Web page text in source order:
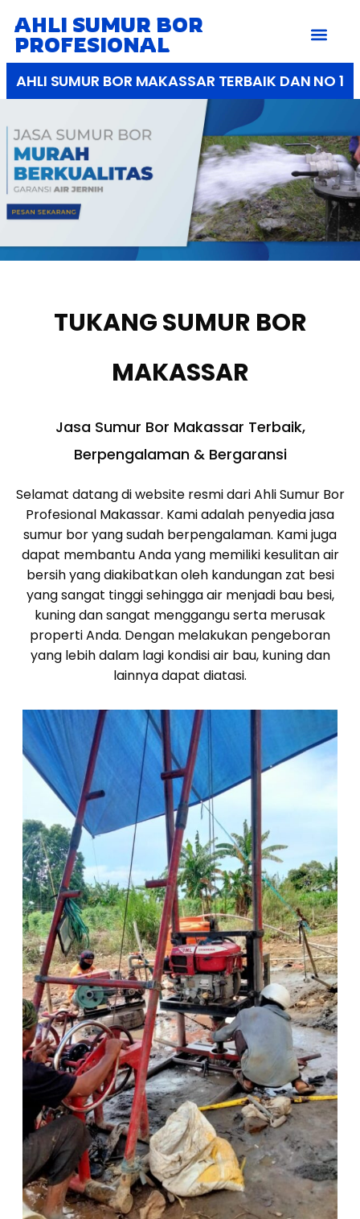
AHLI SUMUR BOR
PROFESIONAL
AHLI SUMUR BOR MAKASSAR TERBAIK DAN NO 1
TUKANG SUMUR BOR
MAKASSAR
Jasa Sumur Bor Makassar Terbaik,
Berpengalaman & Bergaransi
Selamat datang di website resmi dari Ahli Sumur Bor
Profesional Makassar. Kami adalah penyedia jasa
sumur bor yang sudah berpengalaman. Kami juga
dapat membantu Anda yang memiliki kesulitan air
bersih yang diakibatkan oleh kandungan zat besi
yang sangat tinggi sehingga air menjadi bau besi,
kuning dan sangat menggangu serta merusak
properti Anda. Dengan melakukan pengeboran
yang lebih dalam lagi kondisi air bau, kuning dan
lainnya dapat diatasi.